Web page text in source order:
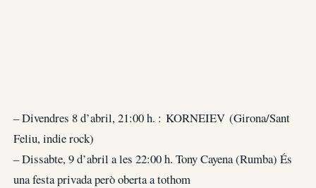
– Divendres 8 d’abril, 21:00 h. : KORNEIEV (Girona/Sant
Feliu, indie rock)
– Dissabte, 9 d’abril a les 22:00 h. Tony Cayena (Rumba) És
una festa privada però oberta a tothom